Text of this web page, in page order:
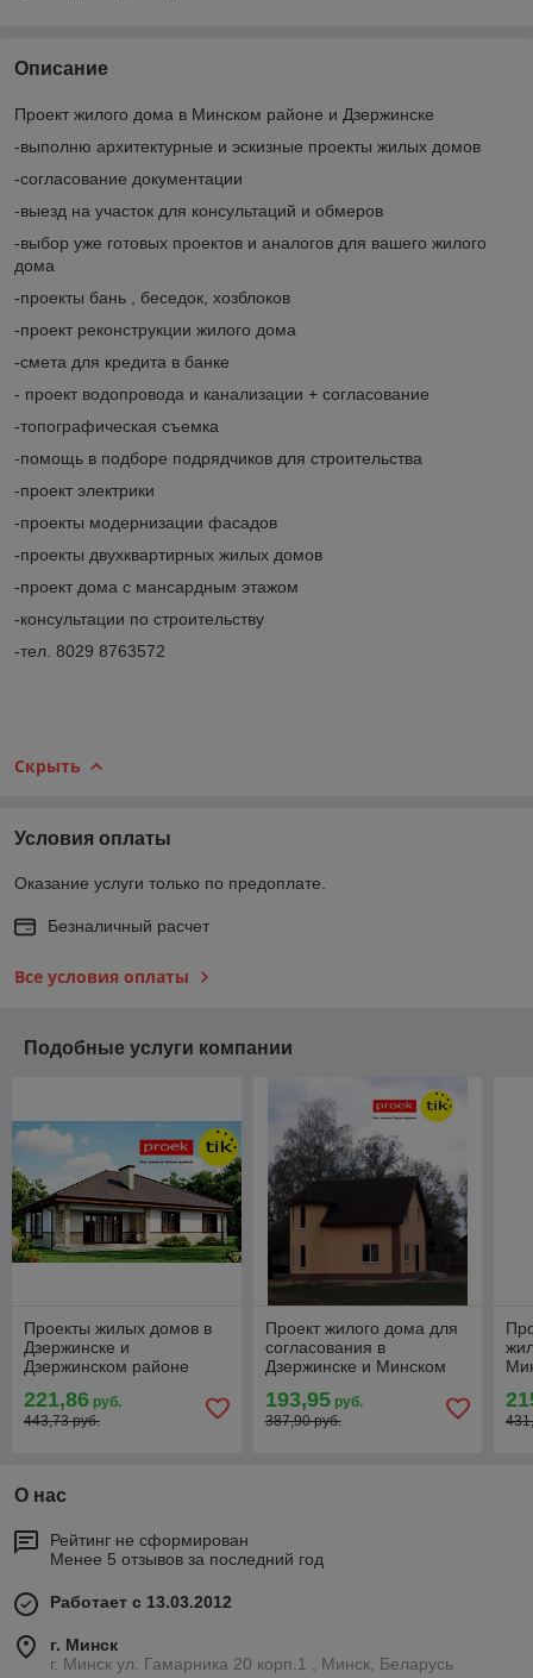
Описание
Проект жилого дома в Минском районе и Дзержинске
-выполню архитектурные и эскизные проекты жилых домов
-согласование документации
-выезд на участок для консультаций и обмеров
-выбор уже готовых проектов и аналогов для вашего жилого
дома
-проекты бань , беседок, хозблоков
-проект реконструкции жилого дома
-смета для кредита в банке
- проект водопровода и канализации + согласование
-топографическая съемка
-помощь в подборе подрядчиков для строительства
-проект электрики
-проекты модернизации фасадов
-проекты двухквартирных жилых домов
-проект дома с мансардным этажом
-консультации по строительству
-тел. 8029 8763572
Скрыть
Условия оплаты
Оказание услуги только по предоплате.
Безналичный расчет
Все условия оплаты
Подобные услуги компании
Проекты жилых домов в
Дзержинске и
Дзержинском районе
221,86 руб.
443,73 руб.
Проект жилого дома для
согласования в
Дзержинске и Минском
193,95руб.
387,90 руб.
О нас
Рейтинг не сформирован
Менее 5 отзывов за последний год
Работает с 13.03.2012
г. Минск
г. Минск ул. Гамарника 20 корп.1 , Минск, Беларусь